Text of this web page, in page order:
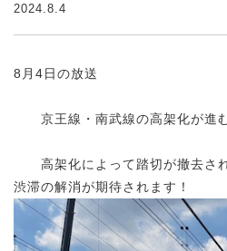
2024.8.4
8月4日の放送
京王線・南武線の高架化が進む
高架化によって踏切が撤去さ
渋滞の解消が期待されます！